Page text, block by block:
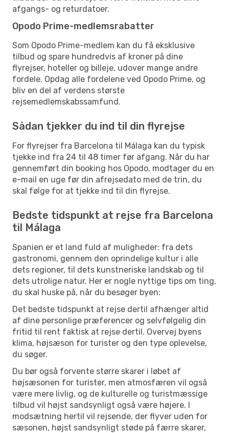
afgangs- og returdatoer.
Opodo Prime-medlemsrabatter
Som Opodo Prime-medlem kan du få eksklusive
tilbud og spare hundredvis af kroner på dine
flyrejser, hoteller og billeje, udover mange andre
fordele. Opdag alle fordelene ved Opodo Prime, og
bliv en del af verdens største
rejsemedlemskabssamfund.
Sådan tjekker du ind til din flyrejse
For flyrejser fra Barcelona til Málaga kan du typisk
tjekke ind fra 24 til 48 timer før afgang. Når du har
gennemført din booking hos Opodo, modtager du en
e-mail en uge før din afrejsedato med de trin, du
skal følge for at tjekke ind til din flyrejse.
Bedste tidspunkt at rejse fra Barcelona
til Málaga
Spanien er et land fuld af muligheder: fra dets
gastronomi, gennem den oprindelige kultur i alle
dets regioner, til dets kunstneriske landskab og til
dets utrolige natur. Her er nogle nyttige tips om ting,
du skal huske på, når du besøger byen:
Det bedste tidspunkt at rejse dertil afhænger altid
af dine personlige præferencer og selvfølgelig din
fritid til rent faktisk at rejse dertil. Overvej byens
klima, højsæson for turister og den type oplevelse,
du søger.
Du bør også forvente større skarer i løbet af
højsæsonen for turister, men atmosfæren vil også
være mere livlig, og de kulturelle og turistmæssige
tilbud vil højst sandsynligt også være højere. I
modsætning hertil vil rejsende, der flyver uden for
sæsonen, højst sandsynligt støde på færre skarer,